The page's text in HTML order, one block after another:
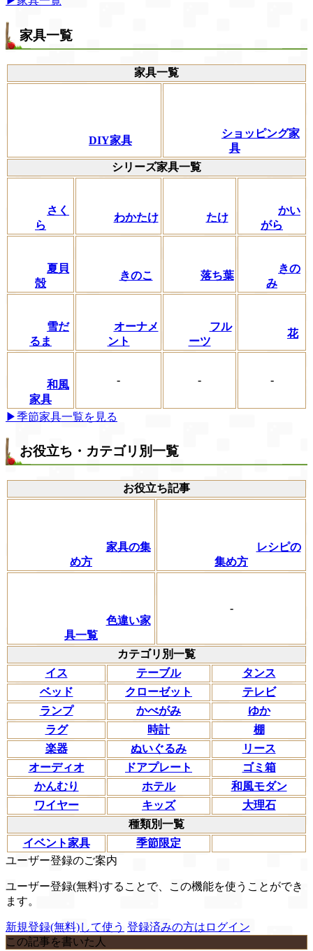
家具一覧
家具一覧
DIY家具
ショッピング家
具
シリーズ家具一覧
さく
ら
わかたけ たけ
かい
がら
夏貝
殻
きのこ 落ち葉
きの
み
雪だ
るま
オーナメ
ント
フル
ーツ
花
和風
家具
- - -
▶季節家具一覧を見る
お役立ち・カテゴリ別一覧
お役立ち記事
家具の集
め方
レシピの
集め方
色違い家
具一覧
-
カテゴリ別一覧
イス
テーブル
タンス
ベッド
クローゼット
テレビ
ランプ
かべがみ
ゆか
ラグ
時計
棚
楽器
ぬいぐるみ
リース
オーディオ
ドアプレート
ゴミ箱
かんむり
ホテル
和風モダン
ワイヤー
キッズ
大理石
種類別一覧
イベント家具
季節限定
ユーザー登録のご案内
ユーザー登録(無料)することで、この機能を使うことができ
ます。
新規登録(無料)して使う 登録済みの方はログイン
この記事を書いた人